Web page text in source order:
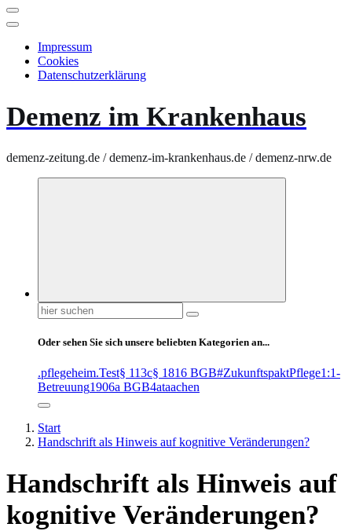
Impressum
Cookies
Datenschutzerklärung
Demenz im Krankenhaus
demenz-zeitung.de / demenz-im-krankenhaus.de / demenz-nrw.de
Suchen
nach:
Oder sehen Sie sich unsere beliebten Kategorien an...
.pflegeheim.Test§ 113c§ 1816 BGB#ZukunftspaktPflege1:1-
Betreuung1906a BGB4ataachen
Start
Handschrift als Hinweis auf kognitive Veränderungen?
Handschrift als Hinweis auf
kognitive Veränderungen?